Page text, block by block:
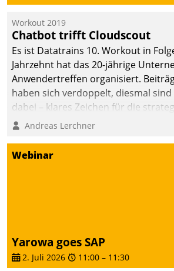
Workout 2019
Chatbot trifft Cloudscout
Es ist Datatrains 10. Workout in
Jahrzehnt hat das 20-jährige
Anwendertreffen organisiert.
haben sich verdoppelt, diesmal
dabei – klares Zeichen für die
Fokussierung auf den Kunden.
Andreas Lerchner
Webinar
Yarowa goes SAP
2. Juli 2026 11:00 – 11:30